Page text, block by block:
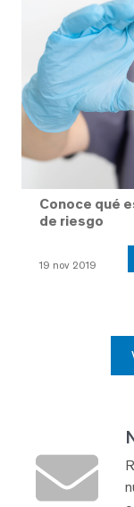
Conoce qué
de riesgo
19 nov 2019